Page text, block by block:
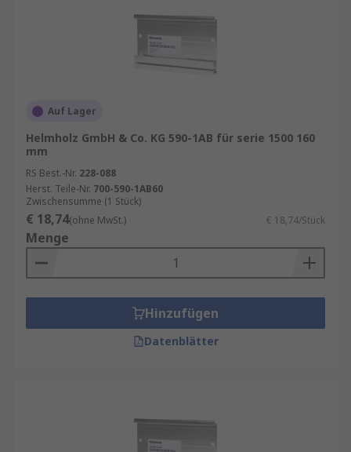
Auf Lager
Helmholz GmbH & Co. KG 590-1AB für serie 1500 160
mm
RS Best.-Nr. 228-088
Herst. Teile-Nr. 700-590-1AB60
Zwischensumme (1 Stück)
€ 18,74(ohne MwSt.) € 18,74/Stück
Menge
Hinzufügen
Datenblätter